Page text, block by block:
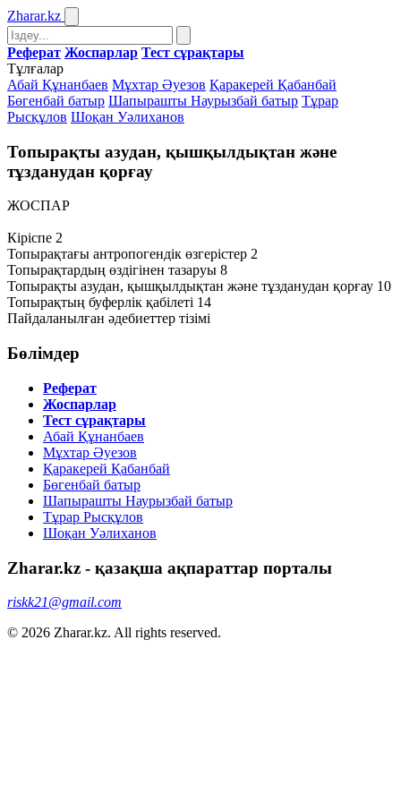
Zharar.kz
Реферат Жоспарлар Тест сұрақтары
Тұлғалар
Абай Құнанбаев Мұхтар Әуезов Қаракерей Қабанбай
Бөгенбай батыр Шапырашты Наурызбай батыр Тұрар
Рысқұлов Шоқан Уәлиханов
Топырақты азудан, қышқылдықтан және
тұзданудан қорғау
ЖОСПАР
Кіріспе 2
Топырақтағы антропогендік өзгерістер 2
Топырақтардың өздігінен тазаруы 8
Топырақты азудан, қышқылдықтан және тұзданудан қорғау 10
Топырақтың буферлік қабілеті 14
Пайдаланылған әдебиеттер тізімі
Бөлімдер
Реферат
Жоспарлар
Тест сұрақтары
Абай Құнанбаев
Мұхтар Әуезов
Қаракерей Қабанбай
Бөгенбай батыр
Шапырашты Наурызбай батыр
Тұрар Рысқұлов
Шоқан Уәлиханов
Zharar.kz - қазақша ақпараттар порталы
riskk21@gmail.com
© 2026 Zharar.kz. All rights reserved.